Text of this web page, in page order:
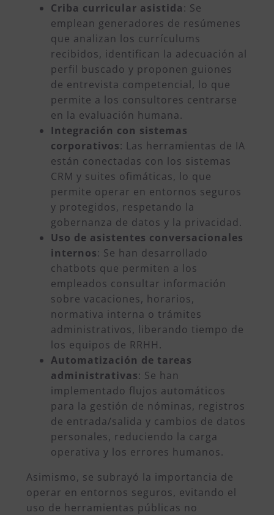
Criba curricular asistida: Se
emplean generadores de resúmenes
que analizan los currículums
recibidos, identifican la adecuación al
perfil buscado y proponen guiones
de entrevista competencial, lo que
permite a los consultores centrarse
en la evaluación humana.
Integración con sistemas
corporativos: Las herramientas de IA
están conectadas con los sistemas
CRM y suites ofimáticas, lo que
permite operar en entornos seguros
y protegidos, respetando la
gobernanza de datos y la privacidad.
Uso de asistentes conversacionales
internos: Se han desarrollado
chatbots que permiten a los
empleados consultar información
sobre vacaciones, horarios,
normativa interna o trámites
administrativos, liberando tiempo de
los equipos de RRHH.
Automatización de tareas
administrativas: Se han
implementado flujos automáticos
para la gestión de nóminas, registros
de entrada/salida y cambios de datos
personales, reduciendo la carga
operativa y los errores humanos.
Asimismo, se subrayó la importancia de
operar en entornos seguros, evitando el
uso de herramientas públicas no